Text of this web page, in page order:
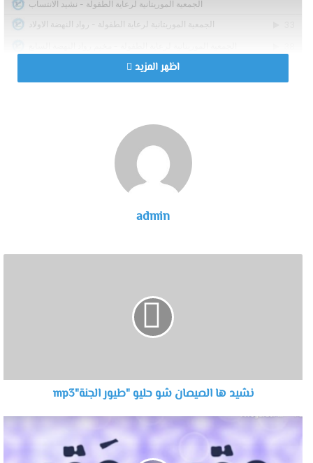
اظهر المزيد
admin
نشيد ها الصيصان شو حليو "طيور الجنة"mp3